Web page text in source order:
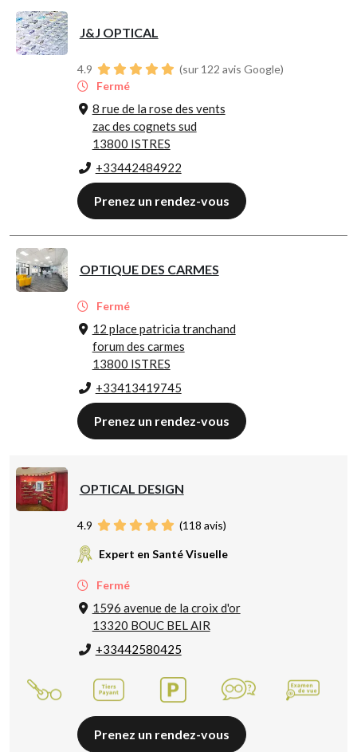
J&J OPTICAL
4.9
(sur 122 avis Google)
Fermé
8 rue de la rose des vents
zac des cognets sud
13800 ISTRES
+33442484922
Prenez un rendez-vous
OPTIQUE DES CARMES
Fermé
12 place patricia tranchand
forum des carmes
13800 ISTRES
+33413419745
Prenez un rendez-vous
OPTICAL DESIGN
4.9 (118 avis)
Expert en Santé Visuelle
Fermé
1596 avenue de la croix d'or
13320 BOUC BEL AIR
+33442580425
Prenez un rendez-vous